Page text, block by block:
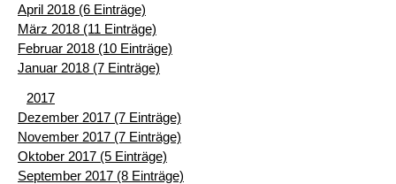
April 2018 (6 Einträge)
März 2018 (11 Einträge)
Februar 2018 (10 Einträge)
Januar 2018 (7 Einträge)
2017
Dezember 2017 (7 Einträge)
November 2017 (7 Einträge)
Oktober 2017 (5 Einträge)
September 2017 (8 Einträge)